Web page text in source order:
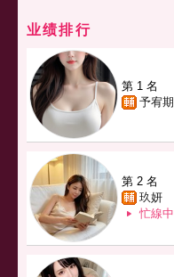
业绩排行
第 1 名
予宥期
第 2 名
玖妍
忙線中